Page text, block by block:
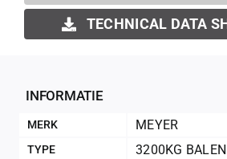
TECHNICAL DATA
INFORMATIE
MERK MEYER
TYPE 3200KG